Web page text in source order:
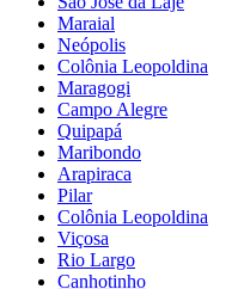
Maraial
Neópolis
Colônia Leopoldina
Maragogi
Campo Alegre
Quipapá
Maribondo
Arapiraca
Pilar
Colônia Leopoldina
Viçosa
Rio Largo
Canhotinho